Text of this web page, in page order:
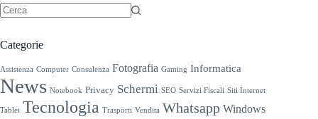
Categorie
Assistenza Computer Consulenza Fotografia Gaming Informatica
News Notebook Privacy Schermi SEO Servizi Fiscali Siti Internet
Tablet Tecnologia Trasporti Vendita Whatsapp Windows